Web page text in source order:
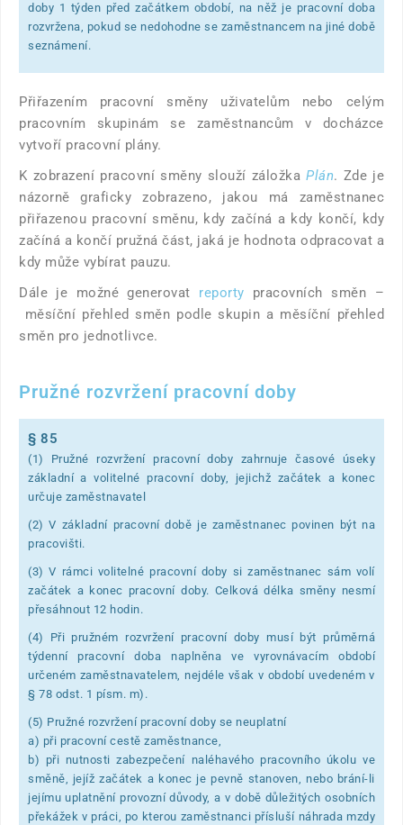
doby 1 týden před začátkem období, na něž je pracovní doba
rozvržena, pokud se nedohodne se zaměstnancem na jiné době
seznámení.
Přiřazením pracovní směny uživatelům nebo celým
pracovním skupinám se zaměstnancům v docházce
vytvoří pracovní plány.
K zobrazení pracovní směny slouží záložka Plán. Zde je
názorně graficky zobrazeno, jakou má zaměstnanec
přiřazenou pracovní směnu, kdy začíná a kdy končí, kdy
začíná a končí pružná část, jaká je hodnota odpracovat a
kdy může vybírat pauzu.
Dále je možné generovat reporty pracovních směn –
měsíční přehled směn podle skupin a měsíční přehled
směn pro jednotlivce.
Pružné rozvržení pracovní doby
§ 85
(1) Pružné rozvržení pracovní doby zahrnuje časové úseky
základní a volitelné pracovní doby, jejichž začátek a konec
určuje zaměstnavatel
(2) V základní pracovní době je zaměstnanec povinen být na
pracovišti.
(3) V rámci volitelné pracovní doby si zaměstnanec sám volí
začátek a konec pracovní doby. Celková délka směny nesmí
přesáhnout 12 hodin.
(4) Při pružném rozvržení pracovní doby musí být průměrná
týdenní pracovní doba naplněna ve vyrovnávacím období
určeném zaměstnavatelem, nejdéle však v období uvedeném v
§ 78 odst. 1 písm. m).
(5) Pružné rozvržení pracovní doby se neuplatní
a) při pracovní cestě zaměstnance,
b) při nutnosti zabezpečení naléhavého pracovního úkolu ve
směně, jejíž začátek a konec je pevně stanoven, nebo brání-li
jejímu uplatnění provozní důvody, a v době důležitých osobních
překážek v práci, po kterou zaměstnanci přísluší náhrada mzdy